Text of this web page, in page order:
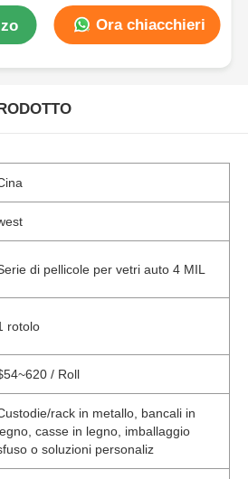
Ora chiacchieri
di pellicole per vetri auto 4 MIL
rotolo
/ Roll
rack in metallo, bancali in
casse in legno, imballaggio
o soluzioni personaliz